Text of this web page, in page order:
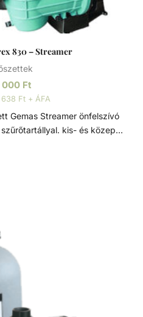
830 – Streamer
000 Ft
Ft + ÁFA
kis- és közepes
víztisztaság ideális
szivattyúk és
lehetővé teszi, hogy az
rendszert válasszuk. A
összeszerelésre és az
működésre tervezték. A
a maximális áramlás és
van összehangolva. A
műanyagból. Minden